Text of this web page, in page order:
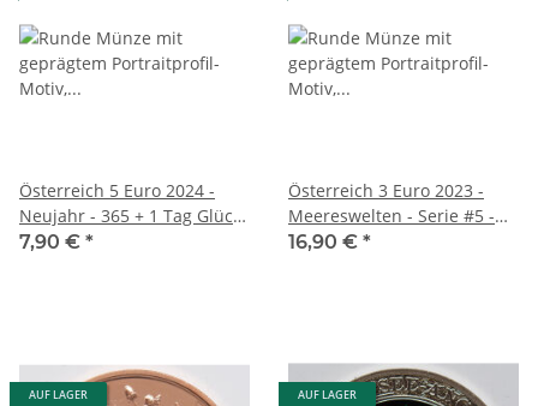
Österreich 5 Euro 2024 -
Neujahr - 365 + 1 Tag Glück-
unc.
7,90 € *
Österreich 3 Euro 2023 -
Meereswelten - Serie #5 -
Steinkoralle
16,90 € *
AUF LAGER AUF LAGER